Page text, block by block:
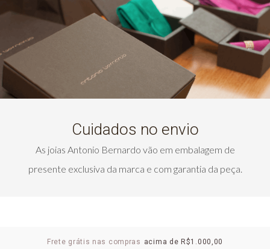
Cuidados no envio
As joias Antonio Bernardo vão em embalagem de
presente exclusiva da marca e com garantia da peça.
Frete grátis nas compras acima de R$1.000,00